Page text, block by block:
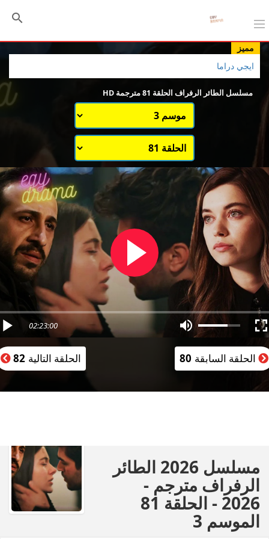
مميز
ايجي دراما
مسلسل الطائر الرفراف الحلقة 81 مترجمة HD
اختيار الموسم
قائمة حلقات الموسم 1
قائمة حلقات الموسم 3
02:23:00
الحلقة السابقة 80 الحلقة التالية 82
مسلسل 2026 الطائر
الرفراف مترجم -
2026 - الحلقة 81
الموسم 3